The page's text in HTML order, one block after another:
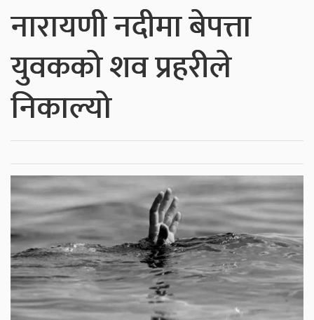
नारायणी नदीमा बेपत्ता
युवकको शव प्रहरीले
निकाल्यो